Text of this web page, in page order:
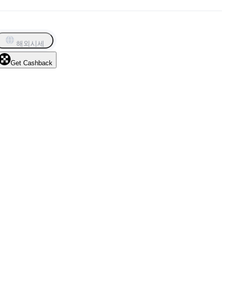
해외시세
Get Cashback